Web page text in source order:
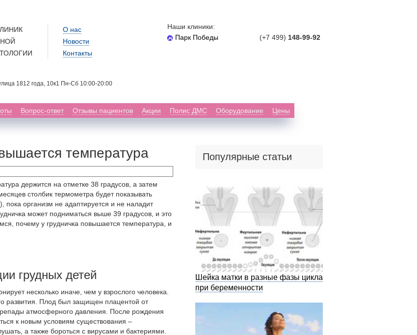
1812 года, 10к1 Пн-Сб 10:00-20:00
О нас
Новости
Контакты
Наши клиники:
Парк Победы
(+7 499) 148-99-92
Вопрос-ответ Отзывы пациентов Акции Полис ДМС Оборудование Цены
температура
держится на отметке 38 градусов, а затем
столбик термометра будет показывать
организм не адаптируется и не наладит
может подниматься выше 39 градусов, и это
почему у грудничка повышается температура, и
грудных детей
несколько иначе, чем у взрослого человека.
развития. Плод был защищен плацентой от
атмосферного давления. После рождения
к новым условиям существования –
а также бороться с вирусами и бактериями.
Популярные статьи
Шейка матки в разные фазы цикла и
при беременности